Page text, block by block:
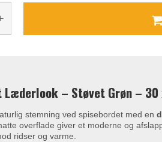
– Støvet Grøn – 30
stemning ved spisebordet med en
overflade giver et moderne og
ridser og varme.